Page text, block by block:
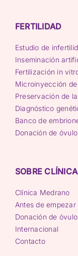
FERTILIDAD
Estudio de
Inseminación
Fertilización in
Microinyección
Preservación de
Diagnóstico
Banco de
Donación de
SOBRE
Clínica Medrano
Antes de empezar
Donación de
Internacional
Contacto